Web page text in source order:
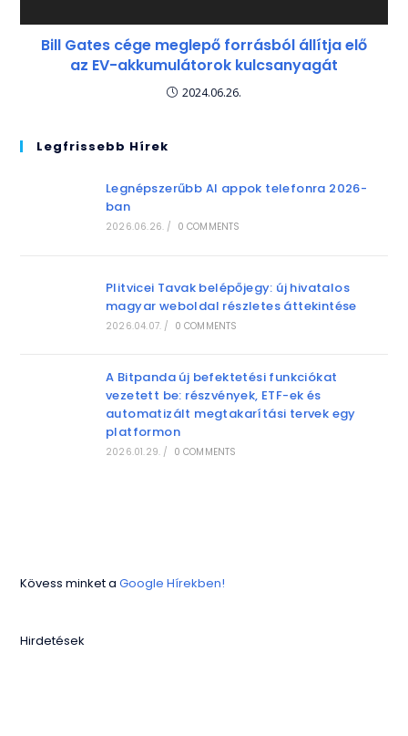
Bill Gates cége meglepő forrásból állítja elő
az EV-akkumulátorok kulcsanyagát
2024.06.26.
Legfrissebb Hírek
Legnépszerűbb AI appok telefonra 2026-
ban
2026.06.26. / 0 COMMENTS
Plitvicei Tavak belépőjegy: új hivatalos
magyar weboldal részletes áttekintése
2026.04.07. / 0 COMMENTS
A Bitpanda új befektetési funkciókat
vezetett be: részvények, ETF-ek és
automatizált megtakarítási tervek egy
platformon
2026.01.29. / 0 COMMENTS
Kövess minket aGoogle Hírekben!
Hirdetések